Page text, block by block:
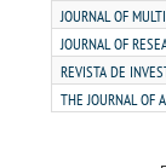
OUVIDORIA
JOURNAL OF
JOURNAL OF
REVISTA DE
THE JOURNAL OF